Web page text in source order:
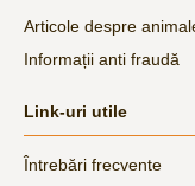
Articole despre
Informații anti fraudă
Link-uri utile
Întrebări frecvente